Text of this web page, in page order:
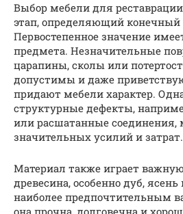
Выбор мебели для
этап, определяющий конечный
Первостепенное значение
предмета. Незначительные
царапины, сколы или
допустимы и даже
придают мебели характер.
структурные дефекты,
или расшатанные соединения,
значительных усилий и затрат.
Материал также играет
древесина, особенно дуб,
наиболее предпочтительным
она прочна, долговечна и